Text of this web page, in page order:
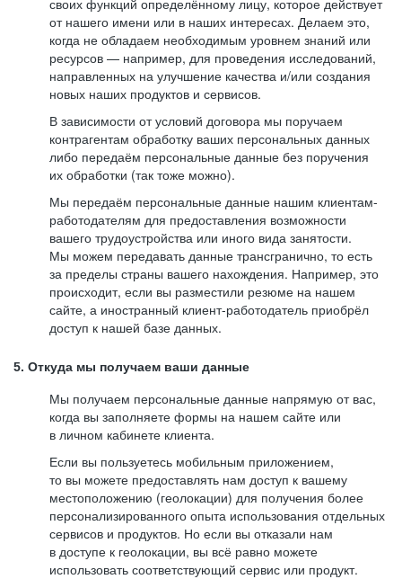
своих функций определённому лицу, которое действует
от нашего имени или в наших интересах. Делаем это,
когда не обладаем необходимым уровнем знаний или
ресурсов — например, для проведения исследований,
направленных на улучшение качества и/или создания
новых наших продуктов и сервисов.
В зависимости от условий договора мы поручаем
контрагентам обработку ваших персональных данных
либо передаём персональные данные без поручения
их обработки (так тоже можно).
Мы передаём персональные данные нашим клиентам-
работодателям для предоставления возможности
вашего трудоустройства или иного вида занятости.
Мы можем передавать данные трансгранично, то есть
за пределы страны вашего нахождения. Например, это
происходит, если вы разместили резюме на нашем
сайте, а иностранный клиент-работодатель приобрёл
доступ к нашей базе данных.
5. Откуда мы получаем ваши данные
Мы получаем персональные данные напрямую от вас,
когда вы заполняете формы на нашем сайте или
в личном кабинете клиента.
Если вы пользуетесь мобильным приложением,
то вы можете предоставлять нам доступ к вашему
местоположению (геолокации) для получения более
персонализированного опыта использования отдельных
сервисов и продуктов. Но если вы отказали нам
в доступе к геолокации, вы всё равно можете
использовать соответствующий сервис или продукт.